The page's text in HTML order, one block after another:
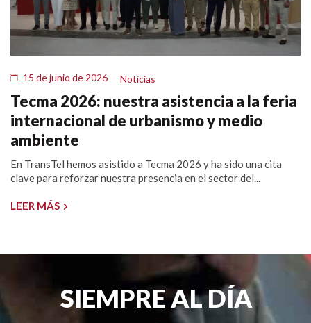
15 de junio de 2026 Noticias
Tecma 2026: nuestra asistencia a la feria
internacional de urbanismo y medio
ambiente
En TransTel hemos asistido a Tecma 2026 y ha sido una cita
clave para reforzar nuestra presencia en el sector del...
LEER MÁS
SIEMPRE AL DÍA